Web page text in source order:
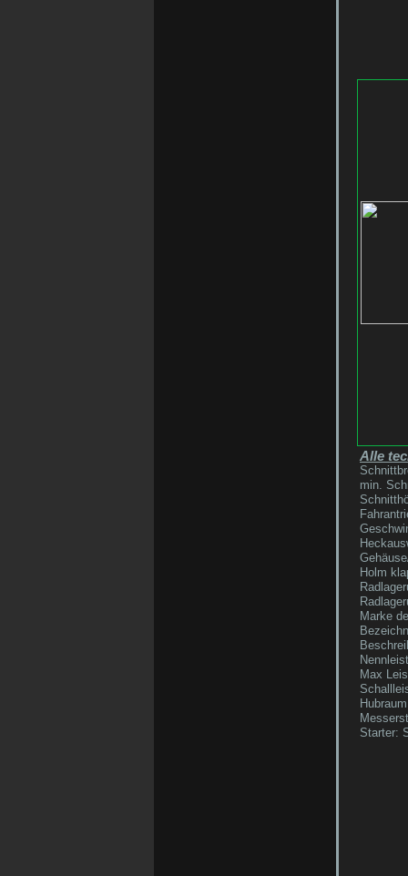
Alle
min.
Holm
Marke
Max
Starter: